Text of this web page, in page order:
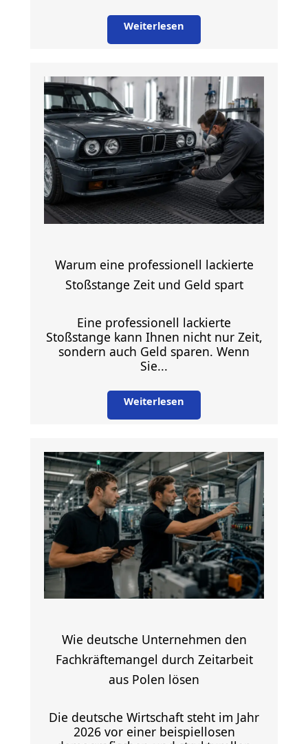
Weiterlesen
Warum eine professionell lackierte
Stoßstange Zeit und Geld spart
Eine professionell lackierte
Stoßstange kann Ihnen nicht nur Zeit,
sondern auch Geld sparen. Wenn
Sie...
Weiterlesen
Wie deutsche Unternehmen den
Fachkräftemangel durch Zeitarbeit
aus Polen lösen
Die deutsche Wirtschaft steht im Jahr
2026 vor einer beispiellosen